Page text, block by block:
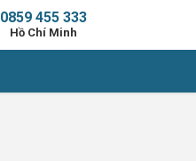
0859 455 333
Hồ Chí Minh